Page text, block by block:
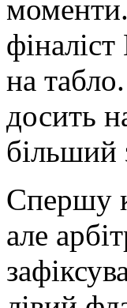
на
досить
більший
Спершу
але